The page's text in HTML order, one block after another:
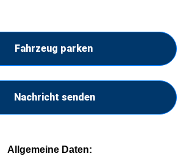
Fahrzeug parken
Nachricht senden
Allgemeine Daten: